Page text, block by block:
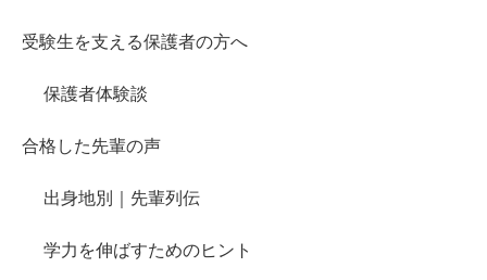
受験生を支える保護者の方へ
保護者体験談
合格した先輩の声
出身地別｜先輩列伝
学力を伸ばすためのヒント